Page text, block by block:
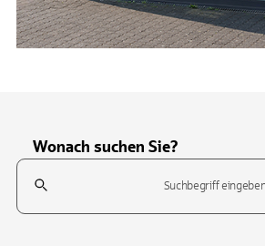
Wonach suchen Sie?
Suchfeld